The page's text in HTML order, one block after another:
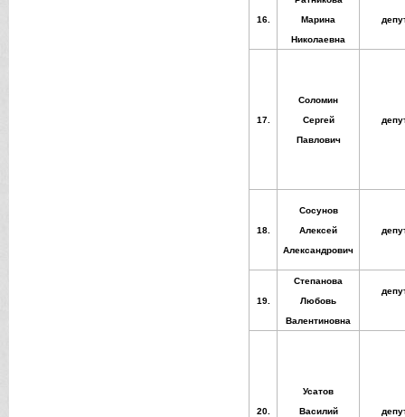
16.
Марина
Николаевна
17.
Соломин
Сергей
Павлович
18.
Сосунов
Алексей
Александрович
19.
Степанова
Любовь
Валентиновна
20.
Усатов
Василий